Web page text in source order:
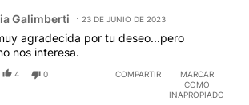
Galimberti 23 DE JUNIO DE 2023
agradecida por tu deseo...pero
nos interesa.
4 0 COMPARTIR
MARCAR
COMO
INAPROPIADO